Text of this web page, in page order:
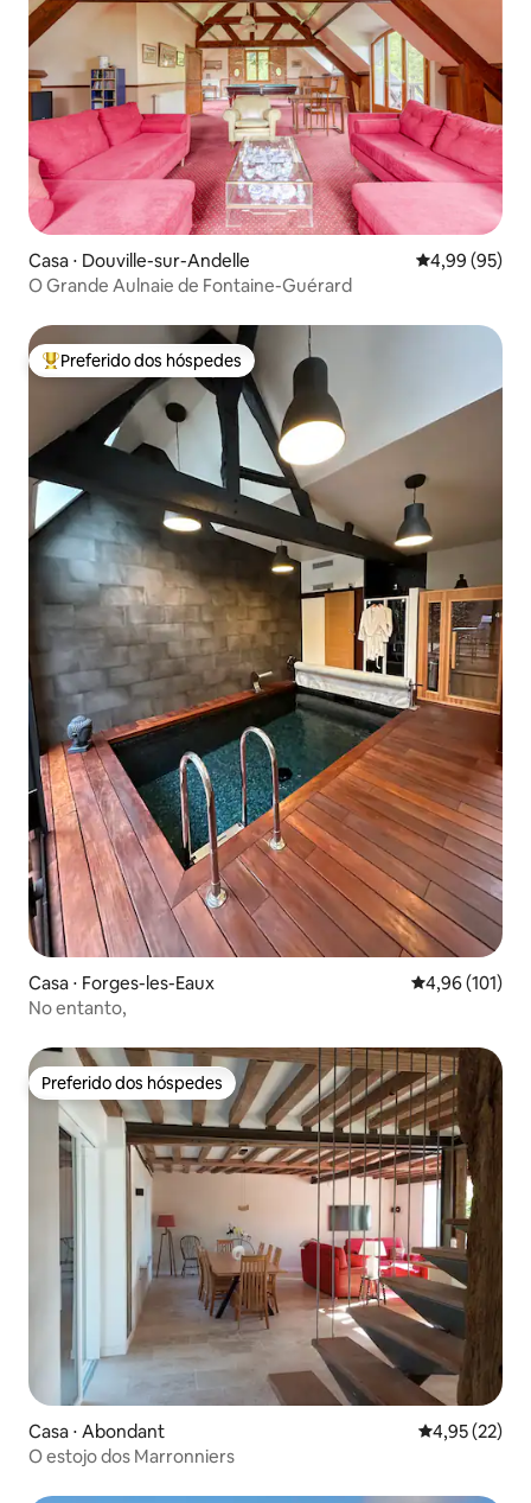
Casa ⋅ Douville-sur-Andelle 4,99 de uma
4,99 (95)
O Grande Aulnaie de Fontaine-Guérard
Entre os melhores preferidos dos hóspedes
Preferido dos hóspedes
Casa ⋅ Forges-les-Eaux 4,96 de uma
4,96 (101)
No entanto,
Preferido dos hóspedes
Preferido dos hóspedes
Casa ⋅ Abondant 4,95 de uma
4,95 (22)
O estojo dos Marronniers